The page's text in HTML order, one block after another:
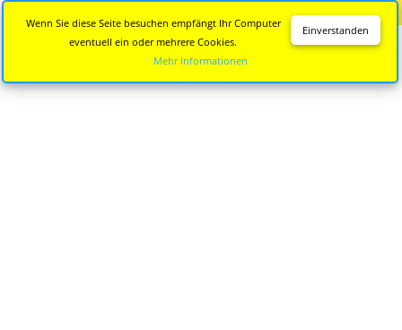
Einverstanden
Wenn Sie diese Seite besuchen empfängt Ihr Computer
eventuell ein oder mehrere Cookies.
Mehr Informationen